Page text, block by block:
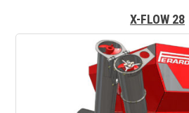
X-FLOW 28